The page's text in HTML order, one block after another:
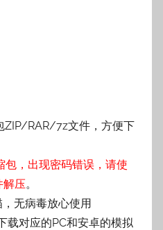
ZIP/RAR/7z文件，方便下
包，出现密码错误，请使
解压。
无病毒放心使用
载对应的PC和安卓的模拟